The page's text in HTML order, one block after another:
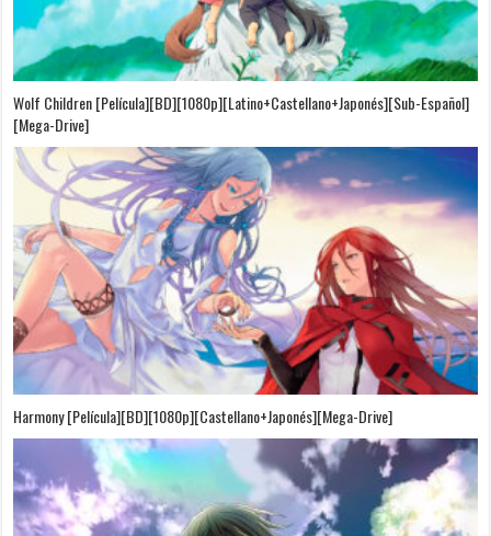
Wolf Children [Película][BD][1080p][Latino+Castellano+Japonés][Sub-Español]
[Mega-Drive]
Harmony [Película][BD][1080p][Castellano+Japonés][Mega-Drive]